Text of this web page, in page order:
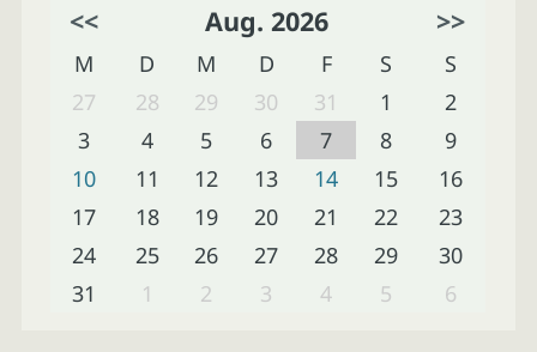
<< Aug. 2026 >>
M D M D F S
S
27
28 29 30 31 1
2
3
4 5 6 7 8
9
10
11 12 13 14 15
16
17
18 19 20 21 22
23
24
25 26 27 28 29
30
31
1 2 3 4 5 6